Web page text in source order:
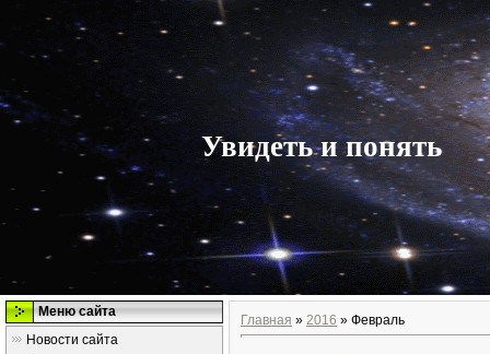
Увидеть и понять
Меню сайта
Новости сайта
Главная » 2016 » Февраль